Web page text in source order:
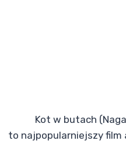
Kot w butach
to najpopularniejszy film